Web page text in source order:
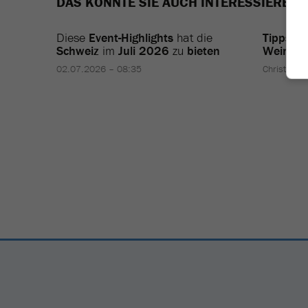
Diese Event-Highlights hat die
Schweiz im Juli 2026 zu bieten
02.07.2026 – 08:35
Tipps
Wein
Christian